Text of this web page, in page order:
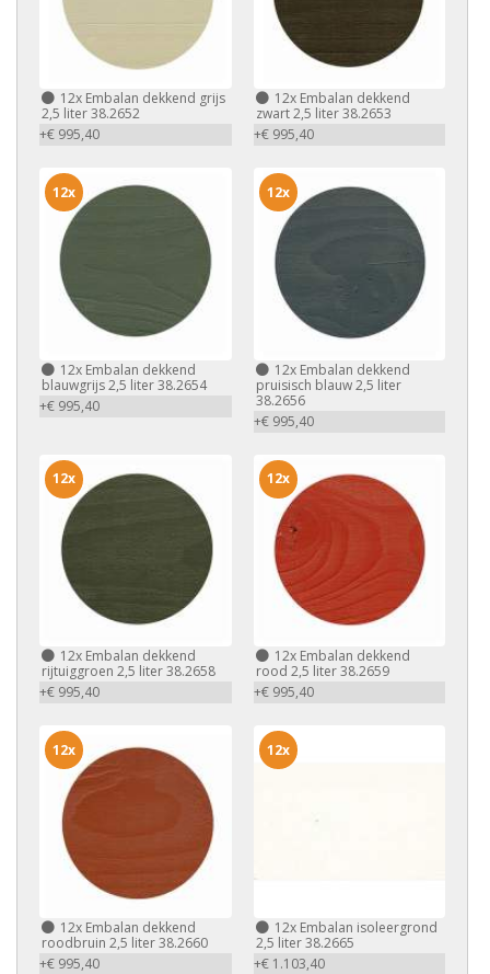
12x Embalan dekkend grijs
2,5 liter 38.2652
+€ 995,40
12xEmbalan dekkend
zwart 2,5 liter 38.2653
+€ 995,40
12x Embalan dekkend
blauwgrijs 2,5 liter 38.2654
+€ 995,40
12x
12xEmbalan dekkend
pruisisch blauw 2,5 liter
38.2656
+€ 995,40
12x
12x Embalan dekkend
rijtuiggroen 2,5 liter 38.2658
+€ 995,40
12x
12xEmbalan dekkend
rood 2,5 liter 38.2659
+€ 995,40
12x
12x Embalan dekkend
roodbruin 2,5 liter 38.2660
+€ 995,40
12x
12xEmbalan isoleergrond
2,5 liter 38.2665
+€ 1.103,40
12x